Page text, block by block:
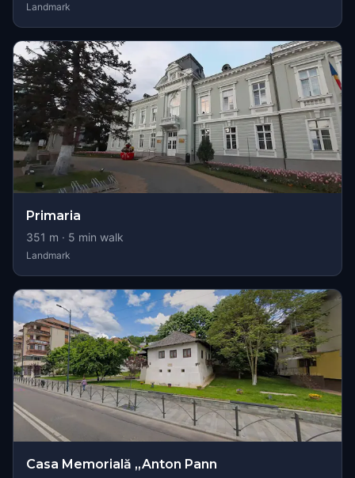
Landmark
Primaria
351 m · 5 min walk
Landmark
Casa Memorială „Anton Pann